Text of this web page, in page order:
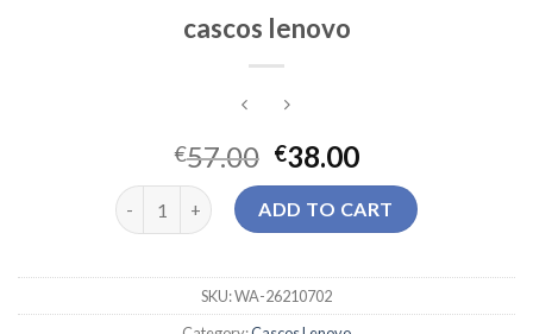
cascos lenovo
€57.00 €38.00
cascos lenovo quantityADD TO CART
SKU:WA-26210702